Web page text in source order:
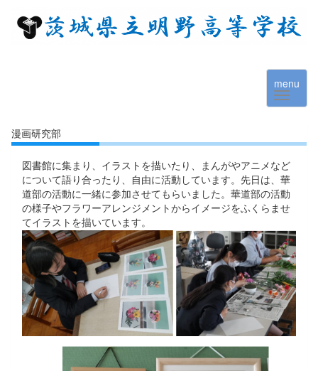
menu
漫画研究部
図書館に集まり、イラストを描いたり、まんがやアニメなど
について語り合ったり、自由に活動しています。先日は、華
道部の活動に一緒に参加させてもらいました。華道部の活動
の様子やフラワーアレンジメントからイメージをふくらませ
てイラストを描いています。